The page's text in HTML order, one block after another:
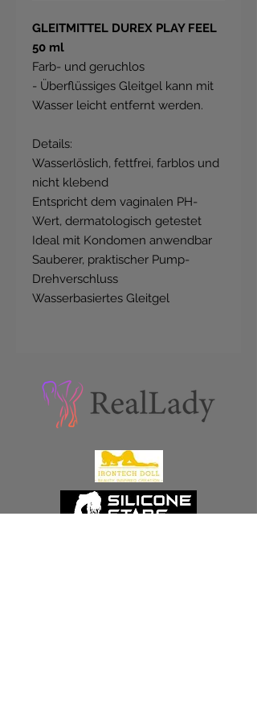
GLEITMITTEL DUREX PLAY FEEL
50 ml
Farb- und geruchlos
- Überflüssiges Gleitgel kann mit
Wasser leicht entfernt werden.
Details:
Wasserlöslich, fettfrei, farblos und
nicht klebend
Entspricht dem vaginalen PH-
Wert, dermatologisch getestet
Ideal mit Kondomen anwendbar
Sauberer, praktischer Pump-
Drehverschluss
Wasserbasiertes Gleitgel